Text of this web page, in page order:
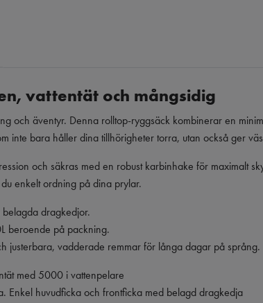
vattentät och mångsidig
och äventyr. Denna rolltop-ryggsäck kombinerar en
inte bara håller dina tillhörigheter torra, utan också ger
och säkras med en robust karbinhake för maximalt
enkelt ordning på dina prylar.
dragkedjor.
beroende på packning.
justerbara, vadderade remmar för långa dagar på språng.
med 5000 i vattenpelare
Enkel huvudficka och frontficka med belagd dragkedja